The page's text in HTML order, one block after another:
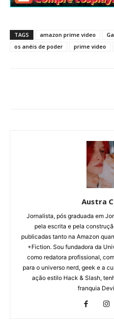
TAGS amazon prime video
os anéis de poder
prime video
Austra
Jornalista, pós graduada em
pela escrita e pela
publicadas tanto na Amazon
+Fiction. Sou fundadora da
como redatora profissional,
para o universo nerd, geek e a
ação estilo Hack & Slash,
franquia